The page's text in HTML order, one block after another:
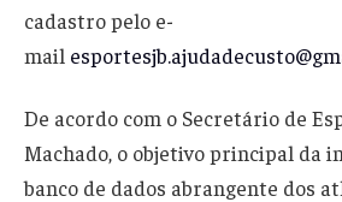
cadastro pelo e-
mail
De acordo com o Secretário de
Machado, o objetivo principal da
banco de dados abrangente dos